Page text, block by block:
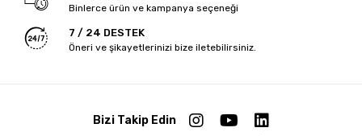
Binlerce ürün ve kampanya seçeneği
7 / 24 DESTEK
Öneri ve şikayetlerinizi bize iletebilirsiniz.
Bizi Takip Edin